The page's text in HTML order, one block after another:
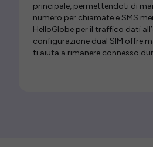
principale, permettendoti di
numero per chiamate e SMS
HelloGlobe per il traffico dati
configurazione dual SIM offre
ti aiuta a rimanere connesso